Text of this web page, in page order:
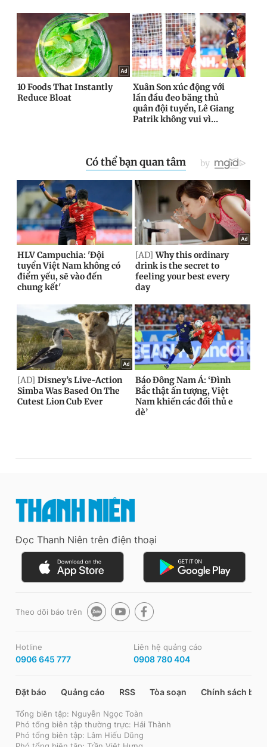
Đọc Thanh Niên trên điện thoại
Theo dõi báo trên
Hotline
0906 645 777
Liên hệ quảng cáo
0908 780 404
Đặt báo Quảng cáo RSS Tòa soạn Chính sách bảo
Tổng biên tập: Nguyễn Ngọc Toàn
Phó tổng biên tập thường trực: Hải Thành
Phó tổng biên tập: Lâm Hiếu Dũng